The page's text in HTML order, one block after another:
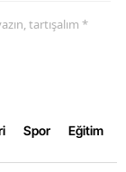
Osmaniye
tartışalım *
Spor Eğitim